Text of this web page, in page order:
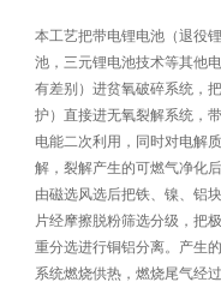
本工艺把带电锂电池（退役
池，三元锂电池技术等其他
有差别）进贫氧破碎系统，
护）直接进无氧裂解系统，
电能二次利用，同时对电解
解，裂解产生的可燃气净化
由磁选风选后把铁、镍、铝
片经摩擦脱粉筛选分级，把
重分选进行铜铝分离。产生
系统燃烧供热，燃烧尾气经